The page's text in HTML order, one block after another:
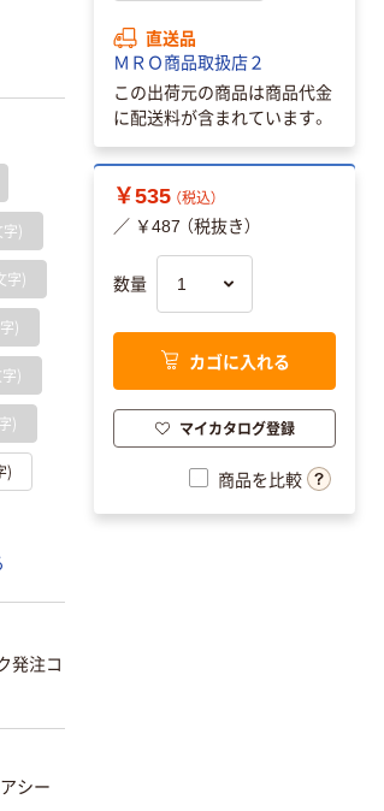
)
字)
)
)
)
)
発注コ
シー
直送品
ＭＲＯ商品取扱店２
この出荷元の商品は商品代金
に配送料が含まれています。
￥535 （税込）
／ ￥487 （税抜き）
数量
カゴに入れる
マイカタログ登録
商品を比較